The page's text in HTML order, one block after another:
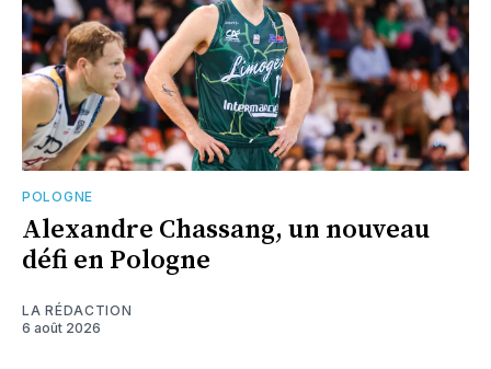
POLOGNE
Alexandre Chassang, un nouveau
défi en Pologne
LA RÉDACTION
6 août 2026